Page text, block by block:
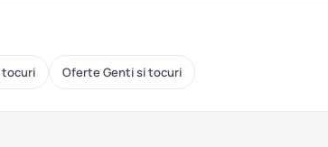
tocuri Oferte Genti si tocuri